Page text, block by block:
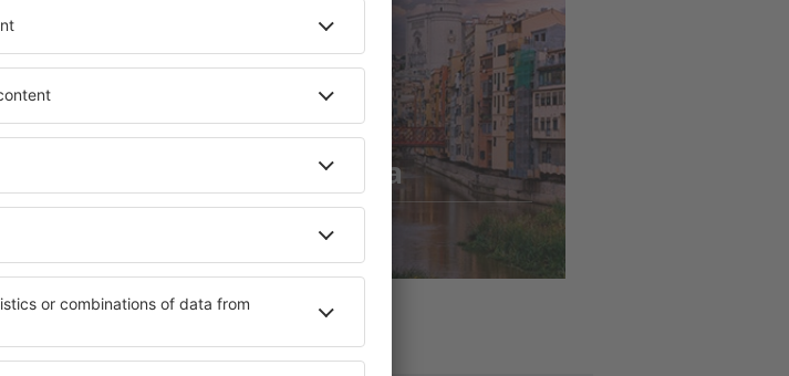
(EIN)
details
2 dealsnaar
Barcelona
55
ADVERTISEMENT